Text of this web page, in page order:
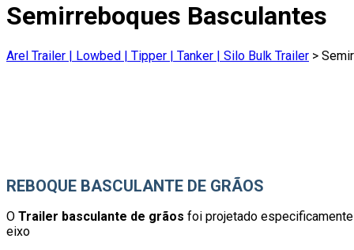
Semirreboques Basculantes
Arel Trailer | Lowbed | Tipper | Tanker | Silo Bulk Trailer >
REBOQUE BASCULANTE DE GRÃOS
O Trailer basculante de grãos foi projetado
eixo